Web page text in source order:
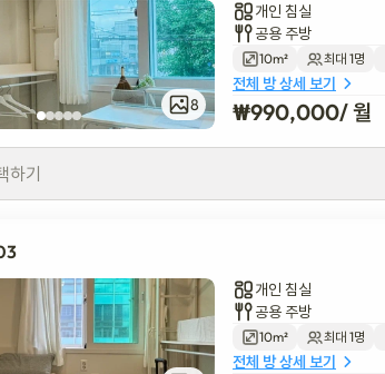
8
개인 침실
공용 주방
10m² 최대 1명
전체 방 상세 보기
₩990,000/ 월
하기
개인 침실
공용 주방
10m² 최대 1명
전체 방 상세 보기